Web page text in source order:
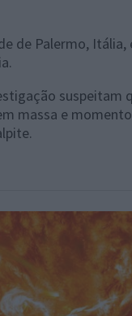
de Palermo,
suspeitam
massa e